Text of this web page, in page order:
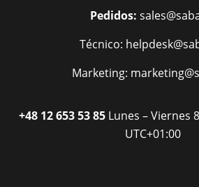
Pedidos:
Técnico:
Marketing:
+48 12 653 53 85 Lunes – Viernes
UTC+01:00